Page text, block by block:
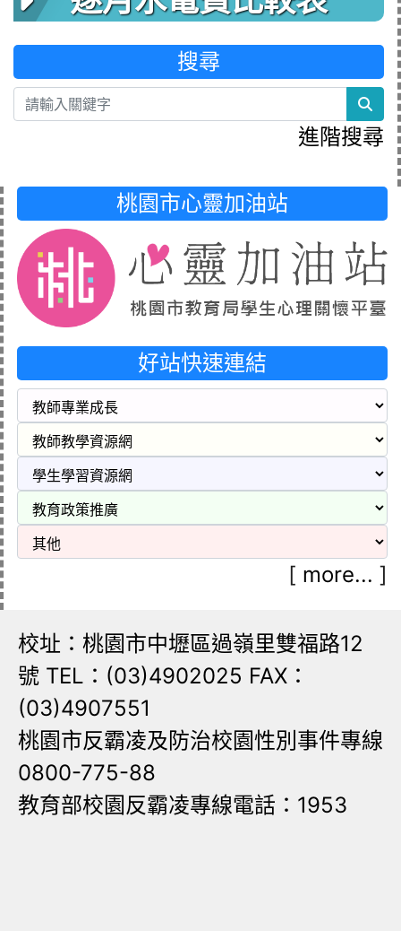
搜尋
進階搜尋
桃園市心靈加油站
好站快速連結
[ more... ]
校址：桃園市中壢區過嶺里雙福路12
號 TEL：(03)4902025 FAX：
(03)4907551
桃園市反霸凌及防治校園性別事件專線
0800-775-88
教育部校園反霸凌專線電話：1953